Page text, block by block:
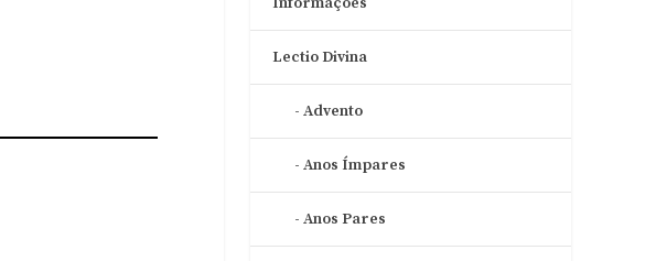
Lectio Divina
Advento
Anos Ímpares
Anos Pares